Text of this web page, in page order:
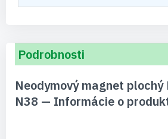
Podrobnosti
Neodymový magnet
N38 — Informácie o